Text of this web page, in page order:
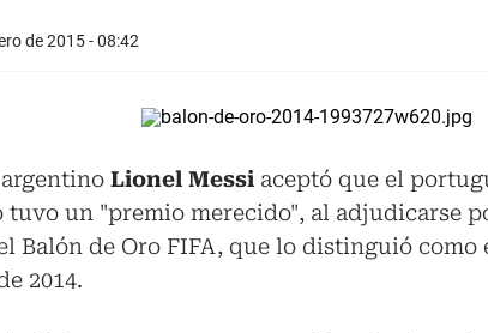
de 2015 - 08:42
Lionel Messi aceptó que el
tuvo un "premio merecido", al adjudicarse
Balón de Oro FIFA, que lo distinguió
2014.